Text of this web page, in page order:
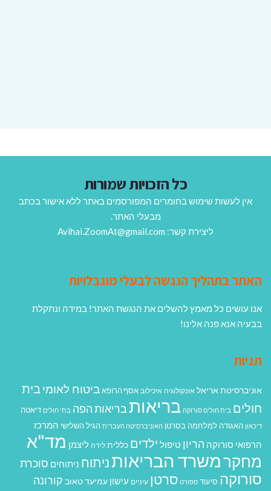
כל הזכויות שמורות
אין לעשות שימוש בחומרים המפורסמים באתר ללא אישור בכתב
מבעלי האתר.
ליצירת קשר: Avihai.ZoomAt@gmail.com
האתר בתהליך הנגשה לבעלי מוגבלויות
אנו עושים כל מאמץ להשלים את הנגשת האתר! במידה ונתקלת
בבעיה אנא פנה אלינו!
תגיות
אוניברסיטת אריאל אונקולוגיה איכילוב אסף הרופא ביטוח לאומיבית
חולים בית חולים סורוקה בריאותבריאות הפה בתי חולים דיאטה
דיכאון האגודה למלחמה בסרטן האוניברסיטה העברית הגיל השלישי המרכז
הרפואי סורוקה הריון טיפול ילדים כללית לידה ליצמן מד"א
מחקרמשרד הבריאותניתוח ניתוחים סוכרת
סורוקה סיעוד ספורט סרטן עיניים עישון עמיעד טאוב קורונה